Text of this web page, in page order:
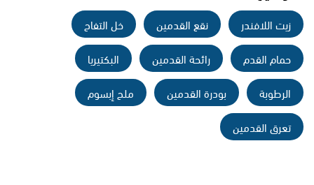
زيت اللافندر نقع القدمين
خل التفاح
حمام القدم
رائحة القدمين
البكتيريا
الرطوبة
بودرة القدمين
ملح إبسوم
تعرق القدمين